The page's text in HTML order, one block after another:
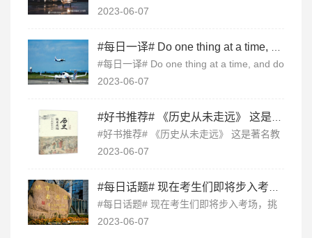
的星空，道一声谢谢，谢幕今天的奋斗。
2023-06-07
#每日一译# Do one thing at a time, and do
well. 一次只做一件事，做到最好！ ​​​
2023-06-07
#好书推荐# 《历史从未走远》 这是著名教
授王立群在“读史”过程中获得的心得体会，
历史阐释等多角度解读历史，通过读这本书
了解...
2023-06-07
#每日话题# 现在考生们即将步入考场，挑
战自己，挑战人生。 祝愿所有的学子们：
2023-06-07